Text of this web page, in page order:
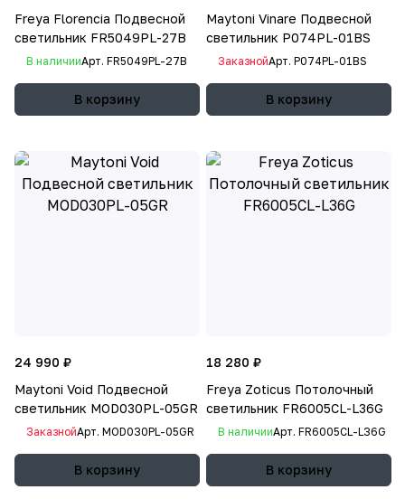
Freya Florencia Подвесной
светильник FR5049PL-27B
В наличииАрт. FR5049PL-27B
В корзину
Maytoni Vinare Подвесной
светильник P074PL-01BS
ЗаказнойАрт. P074PL-01BS
В корзину
24 990 ₽
Maytoni Void Подвесной
светильник MOD030PL-05GR
ЗаказнойАрт. MOD030PL-05GR
В корзину
18 280 ₽
Freya Zoticus Потолочный
светильник FR6005CL-L36G
В наличииАрт. FR6005CL-L36G
В корзину